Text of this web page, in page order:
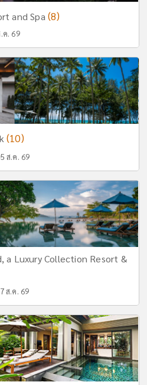
and Spa (8)
ค. 69
(10)
ส.ค. 69
a Luxury Collection Resort &
ส.ค. 69